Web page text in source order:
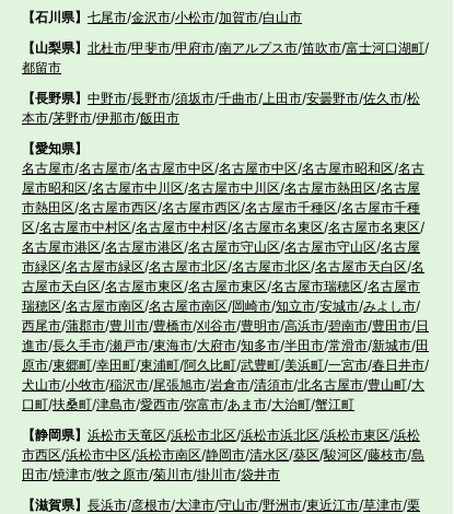
【石川県】 七尾市/金沢市/小松市/加賀市/白山市
【山梨県】 北杜市/甲斐市/甲府市/南アルプス市/笛吹市/富士河口湖町/
都留市
【長野県】 中野市/長野市/須坂市/千曲市/ 上田市/安曇野市/佐久市/松
本市/茅野市/伊那市/飯田市
【愛知県】
名古屋市/名古屋市/名古屋市中区/名古屋市中区/名古屋市昭和区/名古
屋市昭和区/名古屋市中川区/名古屋市中川区/名古屋市熱田区/名古屋
市熱田区/名古屋市西区/名古屋市西区/名古屋市千種区/名古屋市千種
区/名古屋市中村区/名古屋市中村区/名古屋市名東区/名古屋市名東区/
名古屋市港区/名古屋市港区/名古屋市守山区/名古屋市守山区/名古屋
市緑区/名古屋市緑区/名古屋市北区/名古屋市北区/名古屋市天白区/名
古屋市天白区/名古屋市東区/名古屋市東区/名古屋市瑞穂区/名古屋市
瑞穂区/名古屋市南区/名古屋市南区/岡崎市/知立市/安城市/みよし市/
西尾市/蒲郡市/豊川市/豊橋市/刈谷市/豊明市/高浜市/碧南市/豊田市/日
進市/長久手市/瀬戸市/東海市/大府市/知多市/半田市/常滑市/新城市/田
原市/東郷町/幸田町/東浦町/阿久比町/武豊町/美浜町/一宮市/春日井市/
犬山市/小牧市/稲沢市/尾張旭市/岩倉市/清須市/北名古屋市/豊山町/大
口町/扶桑町/津島市/愛西市/弥富市/あま市/大治町/蟹江町
【静岡県】 浜松市天竜区/浜松市北区/浜松市浜北区/浜松市東区/浜松
市西区/浜松市中区/浜松市南区/静岡市/清水区/葵区/駿河区/藤枝市/島
田市/焼津市/牧之原市/菊川市/掛川市/袋井市
【滋賀県】 長浜市/彦根市/大津市/守山市/野洲市/東近江市/草津市/栗